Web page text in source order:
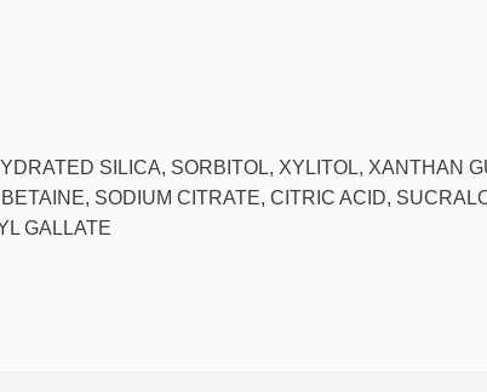
SILICA, SORBITOL, XYLITOL, XANTHAN
SODIUM CITRATE, CITRIC ACID,
GALLATE